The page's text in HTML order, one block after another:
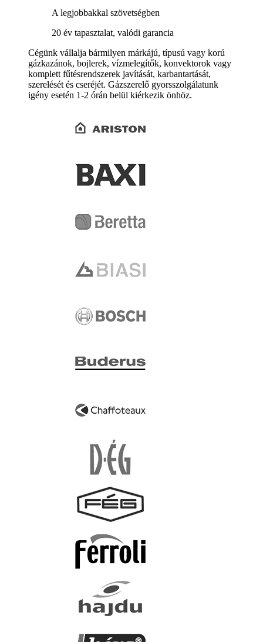
A legjobbakkal szövetségben
20 év tapasztalat, valódi garancia
Cégünk vállalja bármilyen márkájú, típusú vagy korú
gázkazánok, bojlerek, vízmelegítők, konvektorok vagy
komplett fűtésrendszerek javítását, karbantartását,
szerelését és cseréjét. Gázszerelő gyorsszolgálatunk
igény esetén 1-2 órán belül kiérkezik önhöz.